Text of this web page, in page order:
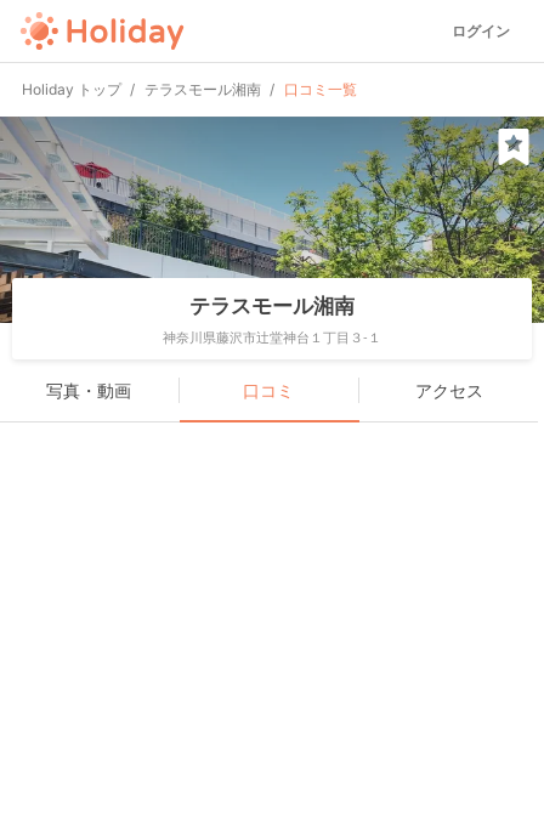
ログイン
Holiday トップ テラスモール湘南 口コミ一覧
テラスモール湘南
神奈川県藤沢市辻堂神台１丁目３-１
写真・動画 口コミ アクセス